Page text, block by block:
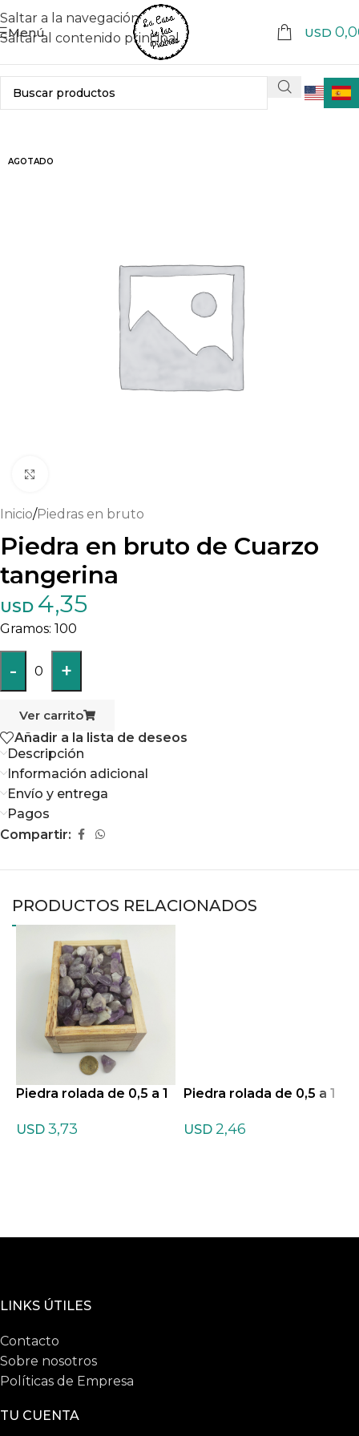
Saltar a la navegación
Saltar al contenido principal
Menú USD
AGOTADO
Inicio/Piedras en bruto
Piedra en bruto de Cuarzo
tangerina
USD 4,35
100
- 0 +
Ver carrito
Añadir a la lista de deseos
Descripción
Información adicional
Envío y entrega
Pagos
Compartir:
PRODUCTOS RELACIONADOS
Piedra rolada de 0,5 a 1
n
USD 3,73
Piedra rolada de 0,5 a 1
USD 2,46
LINKS ÚTILES
Contacto
Sobre nosotros
Políticas de Empresa
TU CUENTA